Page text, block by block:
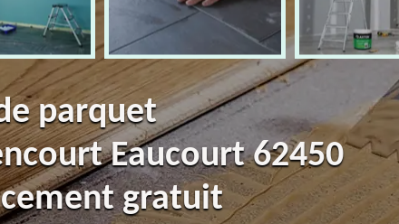
parquet
Eaucourt 62450
gratuit